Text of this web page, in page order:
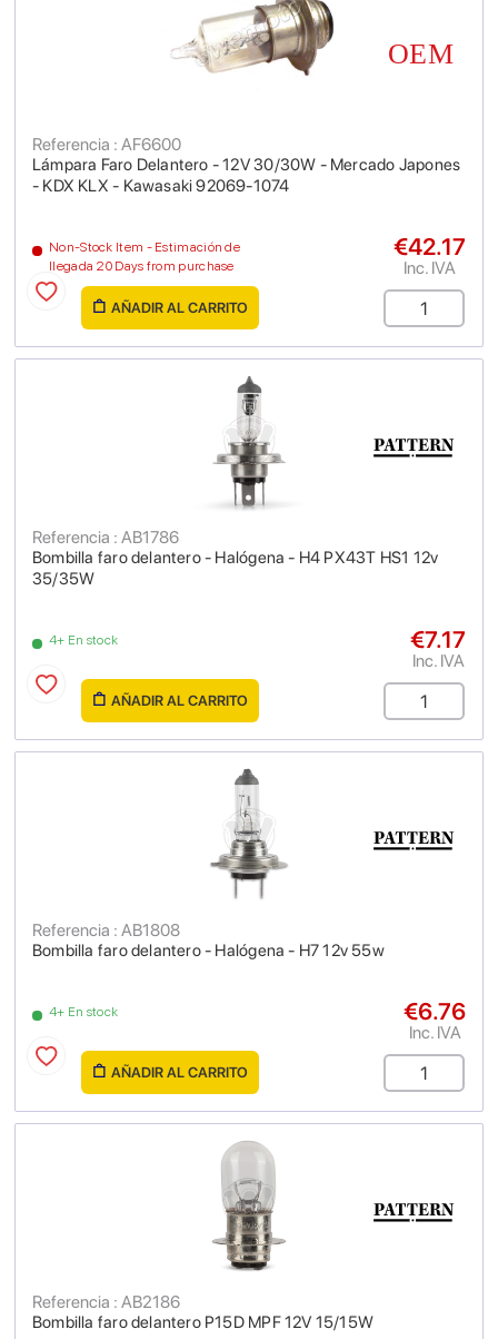
Lámpara Faro Delantero - 12V 30/30W - Mercado Japones
- KDX KLX - Kawasaki 92069-1074
Referencia : AF6600
Non-Stock Item - Estimación de
llegada 20 Days from purchase
€42.17
Inc. IVA
AÑADIR AL CARRITO
Bombilla faro delantero - Halógena - H4 PX43T HS1 12v
35/35W
Referencia : AB1786
4+ En stock €7.17
Inc. IVA
AÑADIR AL CARRITO
Bombilla faro delantero - Halógena - H7 12v 55w
Referencia : AB1808
4+ En stock €6.76
Inc. IVA
AÑADIR AL CARRITO
Bombilla faro delantero P15D MPF 12V 15/15W
Referencia : AB2186